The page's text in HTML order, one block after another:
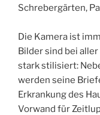
Schrebergärten,
Die Kamera ist
Bilder sind bei
stark stilisiert:
werden seine
Erkrankung des
Vorwand für